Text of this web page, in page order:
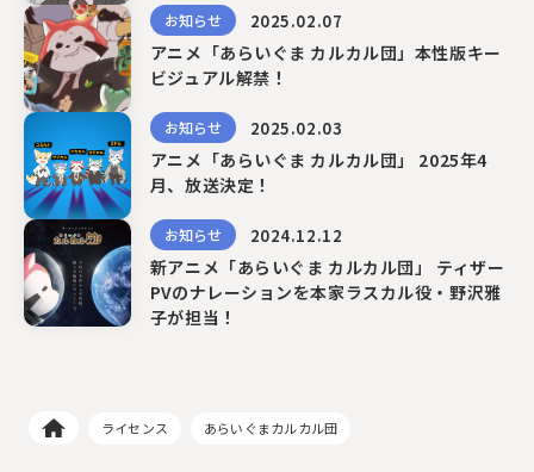
お知らせ 2025.02.07
アニメ「あらいぐま カルカル団」本性版キー
ビジュアル解禁！
お知らせ 2025.02.03
アニメ「あらいぐま カルカル団」 2025年4
月、放送決定！
お知らせ 2024.12.12
新アニメ「あらいぐま カルカル団」 ティザー
PVのナレーションを本家ラスカル役・野沢雅
子が担当！
ライセンス あらいぐまカルカル団